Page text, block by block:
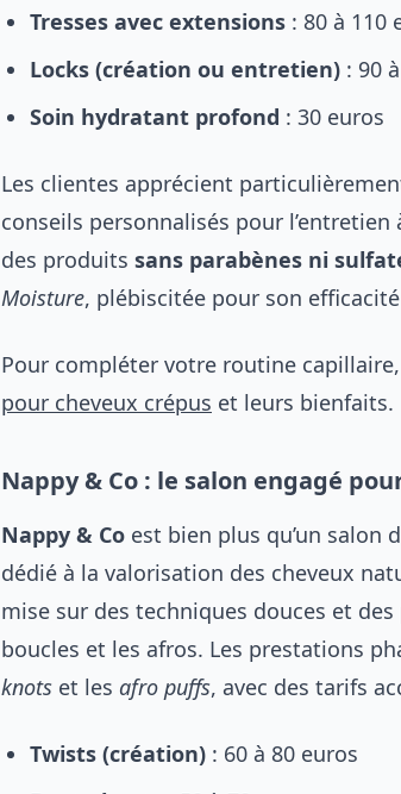
Tresses avec extensions : 80 à 110
Locks (création ou entretien) : 90
Soin hydratant profond : 30 euros
Les clientes apprécient
conseils personnalisés pour
des produits sans parabènes ni
Moisture, plébiscitée pour son
Pour compléter votre routine
pour cheveux crépus et leurs bienfaits.
Nappy & Co : le salon engagé
Nappy & Co est bien plus qu’un salon
dédié à la valorisation des cheveux
mise sur des techniques douces et
boucles et les afros. Les prestations
knots et les afro puffs, avec des tarifs
Twists (création) : 60 à 80 euros